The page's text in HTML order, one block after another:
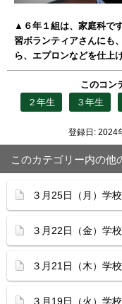
▲６年１組は、家庭科で
習ボランティアさんにも
ら、エプロンなどを仕上
このコン
２年生
３年生
登録日: 2024
このカテゴリー内の他
３月25日（月）学
３月22日（金）学
３月21日（木）学
３月19日（火）学